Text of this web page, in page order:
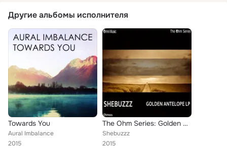
Другие альбомы исполнителя
Towards You
Aural Imbalance
2015
The Ohm Series: Golden Antelope LP
Shebuzzz
2015